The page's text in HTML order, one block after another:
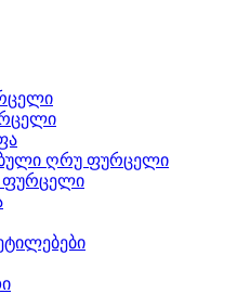
ღრუ ფურცელი
ფურცელი